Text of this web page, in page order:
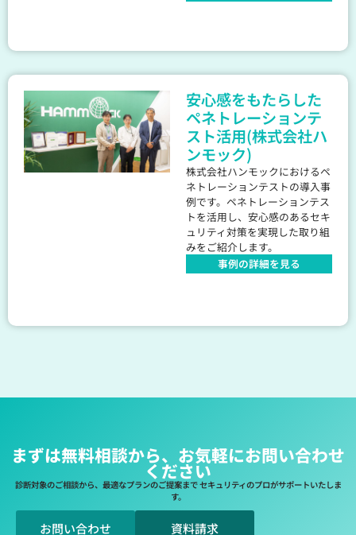
安心感をもたらした
ペネトレーションテ
スト活用(株式会社ハ
ンモック)
株式会社ハンモックにおけるペ
ネトレーションテストの導入事
例です。ペネトレーションテス
トを活用し、安心感のあるセキ
ュリティ対策を実現した取り組
みをご紹介します。
事例の詳細を見る
まずは無料相談から、お気軽にお問い合わせ
ください
診断対象のご相談から、最適なプランのご提案まで セキュリティのプロがサポートいたしま
す。
お問い合わせ 資料請求